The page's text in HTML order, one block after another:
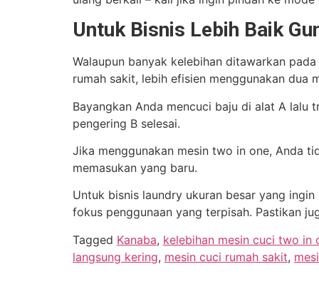
Untuk Bisnis Lebih Baik
Walaupun banyak kelebihan ditawarkan
rumah sakit, lebih efisien menggunakan dua
Bayangkan Anda mencuci baju di alat A lalu
pengering B selesai.
Jika menggunakan mesin two in one, Anda
memasukan yang baru.
Untuk bisnis laundry ukuran besar yang
fokus penggunaan yang terpisah. Pastikan
Tagged Kanaba, kelebihan mesin cuci two in
langsung kering, mesin cuci rumah sakit,